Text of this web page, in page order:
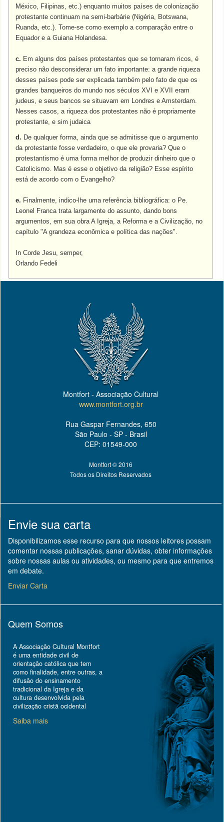
México, Filipinas, etc.) enquanto muitos países de colonização
protestante continuam na semi-barbárie (Nigéria, Botswana,
Ruanda, etc.). Tome-se como exemplo a comparação entre o
Equador e a Guiana Holandesa.
c. Em alguns dos países protestantes que se tornaram ricos, é
preciso não desconsiderar um fato importante: a grande riqueza
desses países pode ser explicada também pelo fato de que os
grandes banqueiros do mundo nos séculos XVI e XVII eram
judeus, e seus bancos se situavam em Londres e Amsterdam.
Nesses casos, a riqueza dos protestantes não é propriamente
protestante, e sim judaica
d. De qualquer forma, ainda que se admitisse que o argumento
da protestante fosse verdadeiro, o que ele provaria? Que o
protestantismo é uma forma melhor de produzir dinheiro que o
Catolicismo. Mas é esse o objetivo da religião? Esse espírito
está de acordo com o Evangelho?
e. Finalmente, indico-lhe uma referência bibliográfica: o Pe.
Leonel Franca trata largamente do assunto, dando bons
argumentos, em sua obra A Igreja, a Reforma e a Civilização, no
capítulo "A grandeza econômica e política das nações".
In Corde Jesu, semper,
Orlando Fedeli
Montfort - Associação Cultural
www.montfort.org.br
Rua Gaspar Fernandes, 650
São Paulo - SP - Brasil
CEP: 01549-000
Montfort © 2016
Todos os Direitos Reservados
Envie sua carta
Disponibilizamos esse recurso para que nossos leitores possam
comentar nossas publicações, sanar dúvidas, obter informações
sobre nossas aulas ou atividades, ou mesmo para que entremos
em debate.
Enviar Carta
Quem Somos
A Associação Cultural Montfort
é uma entidade civil de
orientação católica que tem
como finalidade, entre outras, a
difusão do ensinamento
tradicional da Igreja e da
cultura desenvolvida pela
civilização cristã ocidental
Saiba mais